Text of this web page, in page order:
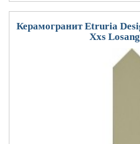
Керамогранит Etruria
Xxs